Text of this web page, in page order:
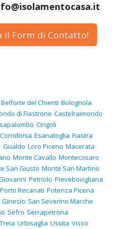
il Form di Contatto!
Belforte del Chienti Bolognola
di Fiastrone Castelraimondo
Cingoli
Corridonia Esanatoglia Fiastra
Gualdo Loro Piceno Macerata
Monte Cavallo Montecosaro
San Giusto Monte San Martino
Petriolo Pievebovigliana
Porto Recanati Potenza Picena
Ginesio San Severino Marche
Sefro Serrapetrona
Treia Urbisaglia Ussita Visso